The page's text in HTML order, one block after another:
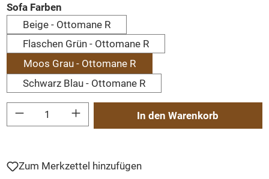
Sofa Farben
Beige - Ottomane R
Flaschen Grün - Ottomane R
Moos Grau - Ottomane R
Schwarz Blau - Ottomane R
Produkt Anzahl: Gib den gewünschten Wert ein oder benutze die Schaltflächen
In den Warenkorb
Zum Merkzettel hinzufügen